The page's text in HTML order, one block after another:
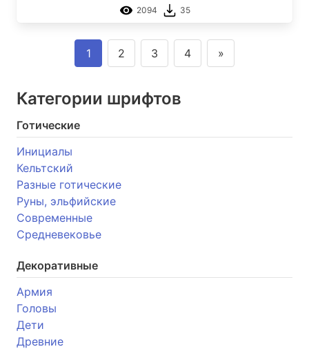
2094 35
1 2 3 4 »
Категории шрифтов
Готические
Инициалы
Кельтский
Разные готические
Руны, эльфийские
Современные
Средневековье
Декоративные
Армия
Головы
Дети
Древние